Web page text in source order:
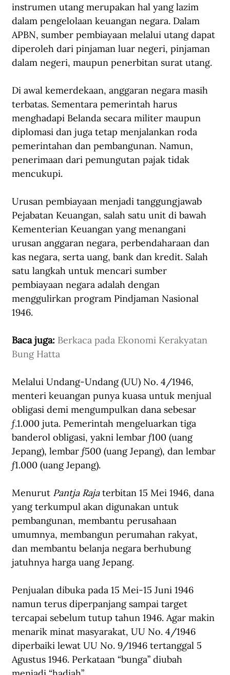
instrumen utang merupakan hal yang lazim
dalam pengelolaan keuangan negara. Dalam
APBN, sumber pembiayaan melalui utang dapat
diperoleh dari pinjaman luar negeri, pinjaman
dalam negeri, maupun penerbitan surat utang.
Di awal kemerdekaan, anggaran negara masih
terbatas. Sementara pemerintah harus
menghadapi Belanda secara militer maupun
diplomasi dan juga tetap menjalankan roda
pemerintahan dan pembangunan. Namun,
penerimaan dari pemungutan pajak tidak
mencukupi.
Urusan pembiayaan menjadi tanggungjawab
Pejabatan Keuangan, salah satu unit di bawah
Kementerian Keuangan yang menangani
urusan anggaran negara, perbendaharaan dan
kas negara, serta uang, bank dan kredit. Salah
satu langkah untuk mencari sumber
pembiayaan negara adalah dengan
menggulirkan program Pindjaman Nasional
1946.
Baca juga: Berkaca pada Ekonomi Kerakyatan
Bung Hatta
Melalui Undang-Undang (UU) No. 4/1946,
menteri keuangan punya kuasa untuk menjual
obligasi demi mengumpulkan dana sebesar
ƒ.1.000 juta. Pemerintah mengeluarkan tiga
banderol obligasi, yakni lembar ƒ100 (uang
Jepang), lembar ƒ500 (uang Jepang), dan lembar
ƒ1.000 (uang Jepang).
Menurut Pantja Raja terbitan 15 Mei 1946, dana
yang terkumpul akan digunakan untuk
pembangunan, membantu perusahaan
umumnya, membangun perumahan rakyat,
dan membantu belanja negara berhubung
jatuhnya harga uang Jepang.
Penjualan dibuka pada 15 Mei-15 Juni 1946
namun terus diperpanjang sampai target
tercapai sebelum tutup tahun 1946. Agar makin
menarik minat masyarakat, UU No. 4/1946
diperbaiki lewat UU No. 9/1946 tertanggal 5
Agustus 1946. Perkataan “bunga” diubah